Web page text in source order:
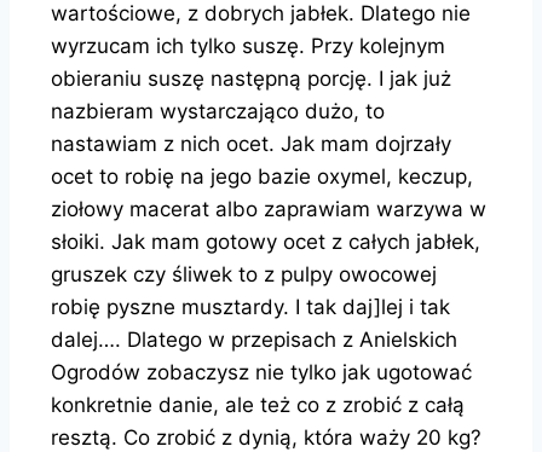
wartościowe, z dobrych jabłek. Dlatego nie
wyrzucam ich tylko suszę. Przy kolejnym
obieraniu suszę następną porcję. I jak już
nazbieram wystarczająco dużo, to
nastawiam z nich ocet. Jak mam dojrzały
ocet to robię na jego bazie oxymel, keczup,
ziołowy macerat albo zaprawiam warzywa w
słoiki. Jak mam gotowy ocet z całych jabłek,
gruszek czy śliwek to z pulpy owocowej
robię pyszne musztardy. I tak daj]lej i tak
dalej…. Dlatego w przepisach z Anielskich
Ogrodów zobaczysz nie tylko jak ugotować
konkretnie danie, ale też co z zrobić z całą
resztą. Co zrobić z dynią, która waży 20 kg?